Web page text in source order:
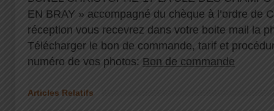
EN BRAY » accompagné du chèque à l’ordre de
réception vous recevrez dans votre boite mail la
Télécharger le bon de commande, tarif et
numéro de vos photos: Bon de commande
Articles Relatifs